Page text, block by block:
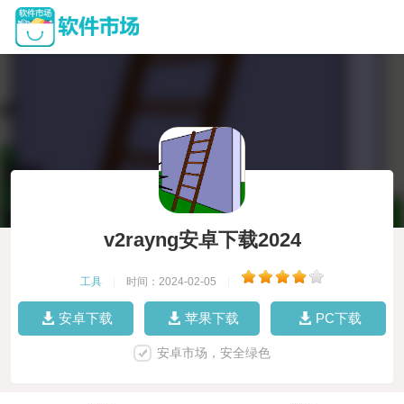
v2rayng安卓下载2024
工具 时间：2024-02-05
安卓下载 苹果下载 PC下载
安卓市场，安全绿色